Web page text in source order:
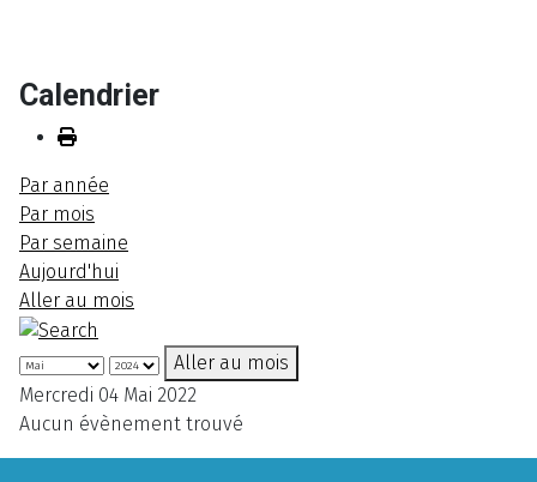
Calendrier
Par année
Par mois
Par semaine
Aujourd'hui
Aller au mois
Aller au mois
Mercredi 04 Mai 2022
Aucun évènement trouvé